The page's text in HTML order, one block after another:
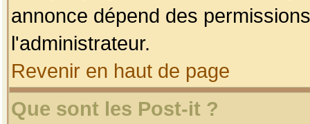
annonce dépend des
l'administrateur.
Revenir en haut de page
Que sont les Post-it ?